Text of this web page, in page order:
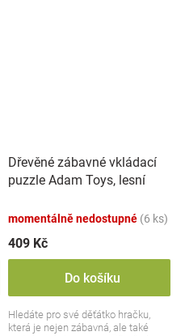
Dřevěné zábavné vkládací
puzzle Adam Toys, lesní
momentálně nedostupné (6 ks)
409 Kč
Do košíku
Hledáte pro své děťátko hračku,
která je nejen zábavná, ale také